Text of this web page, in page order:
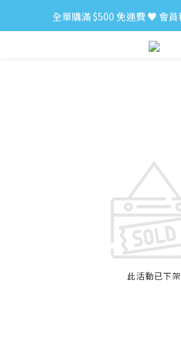
小食購滿 $300 順豐
全單購滿 $500 免運費 ♥︎ 會
小食購滿 $300 順豐
此活動已下架